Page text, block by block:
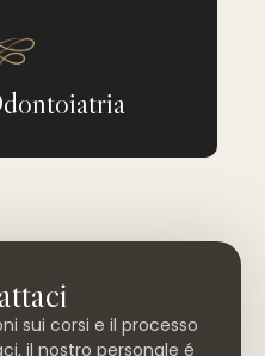
sui corsi e il processo
il nostro personale é